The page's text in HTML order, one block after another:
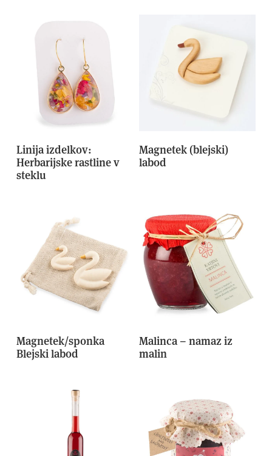
Linija izdelkov:
Herbarijske rastline v
steklu
Magnetek (blejski)
labod
Magnetek/sponka
Blejski labod
Malinca – namaz iz
malin